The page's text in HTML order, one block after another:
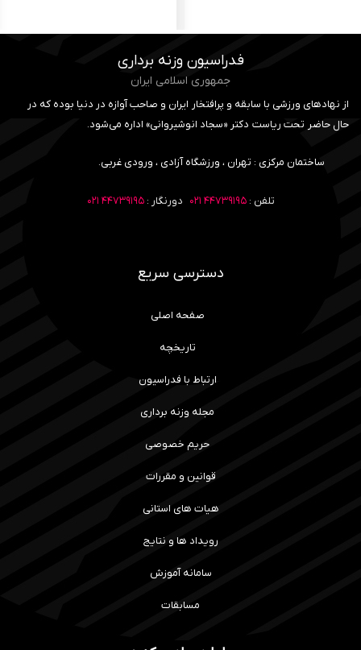
فدراسیون وزنه برداری
جمهوری اسلامی ایران
از نهادهای ورزشی با سابقه و پرافتخار ایران و صاحب آوازه در دنیا بوده که در
حال حاضر تحت ریاست دکتر «سجاد انوشیروانی» اداره می‌شود.
ساختمان مرکزی : تهران ، ورزشگاه آزادی ، ورودی غربی.
تلفن :۴۴۷۳۹۱۹۵ ۰۲۱ دورنگار :۴۴۷۳۹۱۹۵ ۰۲۱
دسترسی سریع
صفحه اصلی
تاریخچه
ارتباط با فدراسیون
مجله وزنه برداری
حریم خصوصی
قوانین و مقررات
هیات های استانی
رویداد ها و نتایج
سامانه آموزش
مسابقات